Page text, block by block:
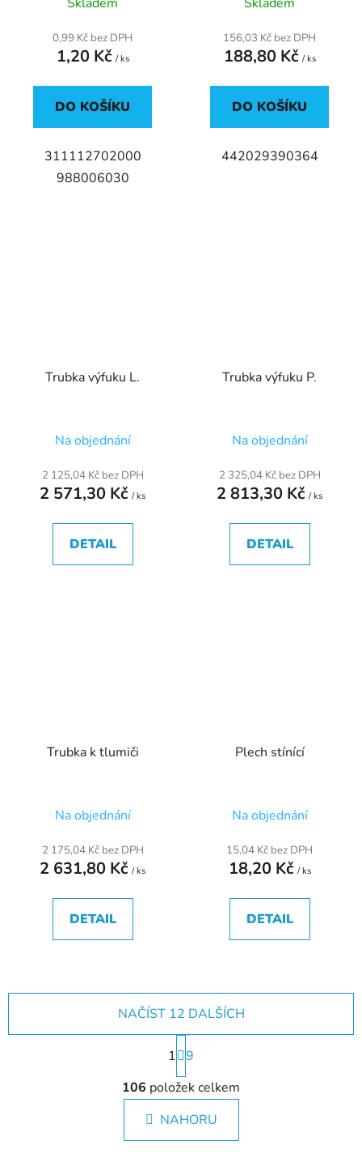
0,99 Kč bez DPH
1,20 Kč / ks
DO KOŠÍKU
311112702000
988006030
156,03 Kč bez DPH
188,80 Kč / ks
DO KOŠÍKU
442029390364
Trubka výfuku L.
Na objednání
2 125,04 Kč bez DPH
2 571,30 Kč / ks
DETAIL
Trubka výfuku P.
Na objednání
2 325,04 Kč bez DPH
2 813,30 Kč / ks
DETAIL
Trubka k tlumiči
Na objednání
2 175,04 Kč bez DPH
2 631,80 Kč / ks
DETAIL
Plech stínící
Na objednání
15,04 Kč bez DPH
18,20 Kč / ks
DETAIL
O
v
l
á
d
NAČÍST 12 DALŠÍCH
S
t
r
á
n
k
1 9
106 položek celkem
NAHORU